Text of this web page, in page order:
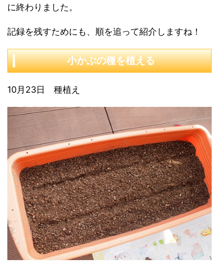
に終わりました。
記録を残すためにも、順を追って紹介しますね！
小かぶの種を植える
10月23日 種植え